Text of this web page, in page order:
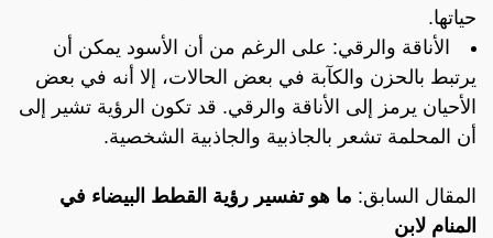
حياتها.
الأناقة والرقي: على الرغم من أن الأسود يمكن أن
يرتبط بالحزن والكآبة في بعض الحالات، إلا أنه في بعض
الأحيان يرمز إلى الأناقة والرقي. قد تكون الرؤية تشير إلى
أن المحلمة تشعر بالجاذبية والجاذبية الشخصية.
المقال السابق: ما هو تفسير رؤية القطط البيضاء في
المنام لابن